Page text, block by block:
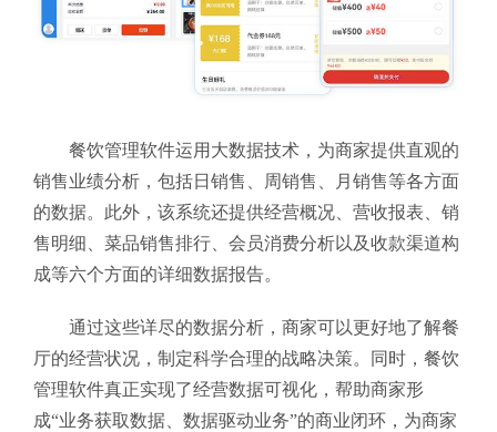
餐饮管理软件运用大数据技术，为商家提供直观的
销售业绩分析，包括日销售、周销售、月销售等各方面
的数据。此外，该系统还提供经营概况、营收报表、销
售明细、菜品销售排行、会员消费分析以及收款渠道构
成等六个方面的详细数据报告。
通过这些详尽的数据分析，商家可以更好地了解餐
厅的经营状况，制定科学合理的战略决策。同时，餐饮
管理软件真正实现了经营数据可视化，帮助商家形
成“业务获取数据、数据驱动业务”的商业闭环，为商家